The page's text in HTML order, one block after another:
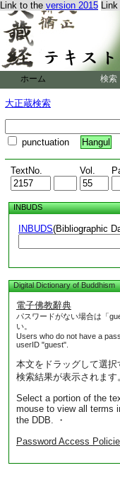
Link to the version 2015
ホーム 検索
大正蔵検索
punctuation Hangul
TextNo. Vol.
INBUDS
INBUDS(Bibliographic
Digital Dictionary of Buddhism
電子佛教辭典
パスワードがない場合は「
い。
Users who do not have a
userID "guest".
本文をドラッグして選
検索結果が表示されます
Select a portion of the
mouse to view all terms
the DDB. ・
Password Access